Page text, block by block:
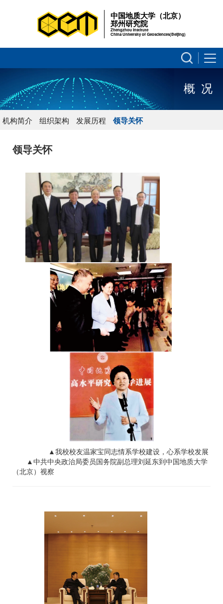
中国地质大学（北京）
郑州研究院
Zhengzhou Institute
China University of Geosciences(Beijing)
概 况
机构简介 组织架构 发展历程 领导关怀
领导关怀
▲我校校友温家宝同志情系学校建设，心系学校发展
▲中共中央政治局委员国务院副总理刘延东到中国地质大学
（北京）视察